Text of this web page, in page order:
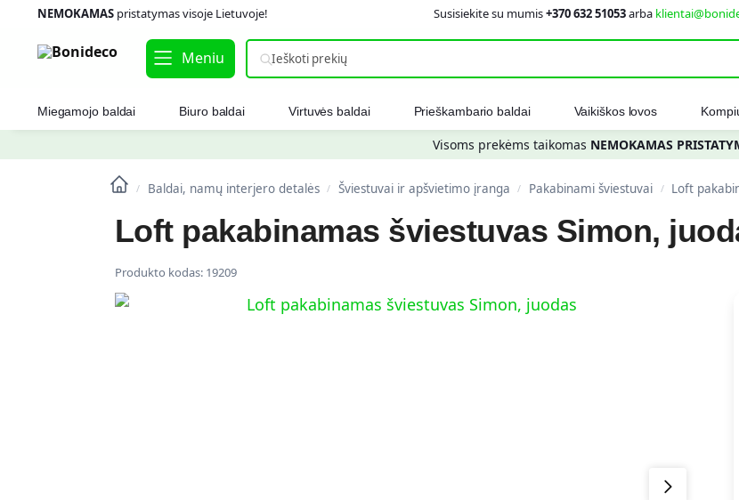
NEMOKAMASpristatymas visoje Lietuvoje! Susisiekite su mumis+370 632 51053arba
Meniu
Miegamojo baldai Biuro baldai Virtuvės baldai Prieškambario baldai Vaikiškos lovos
Visoms prekėms taikomas NEMOKAMAS
/ Baldai, namų interjero detalės / Šviestuvai ir apšvietimo įranga / Pakabinami šviestuvai / Loft
Loft pakabinamas šviestuvas Simon,
Produkto kodas: 19209